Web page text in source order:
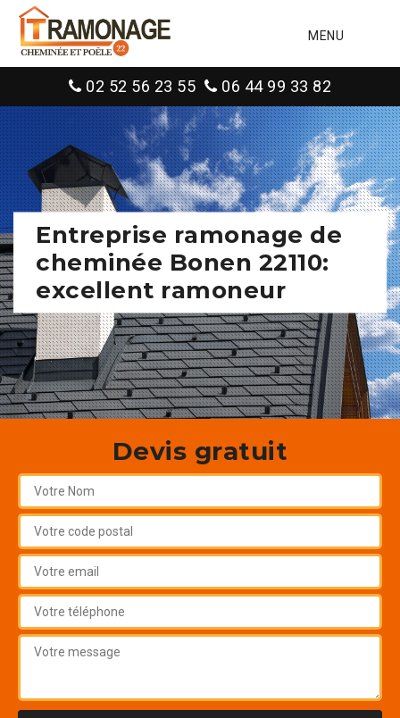
MENU
02 52 56 23 55 06 44 99 33 82
Entreprise ramonage de
cheminée Bonen 22110:
excellent ramoneur
Devis gratuit